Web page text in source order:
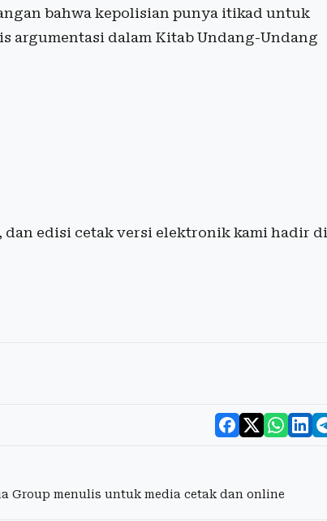
bahwa kepolisian punya itikad untuk
argumentasi dalam Kitab Undang-Undang
, dan edisi cetak versi elektronik kami hadir di
Group menulis untuk media cetak dan online